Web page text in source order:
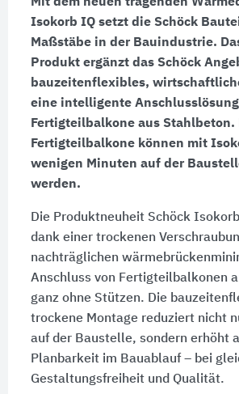
Isokorb IQsetzt die Schöck
Maßstäbe in der Bauindustrie.
Produkt ergänzt das Schöck
bauzeitenflexibles,
eine intelligente
Fertigteilbalkone aus Stahlbeton.
Fertigteilbalkone können mit
wenigen Minuten auf der
werden.
Die Produktneuheit Schöck
dank einer trockenen
nachträglichen
Anschluss von Fertigteilbalkonen
ganz ohne Stützen. Die
trockene Montage reduziert nicht
auf der Baustelle, sondern erhöht
Planbarkeit im Bauablauf – bei
Gestaltungsfreiheit und Qualität.